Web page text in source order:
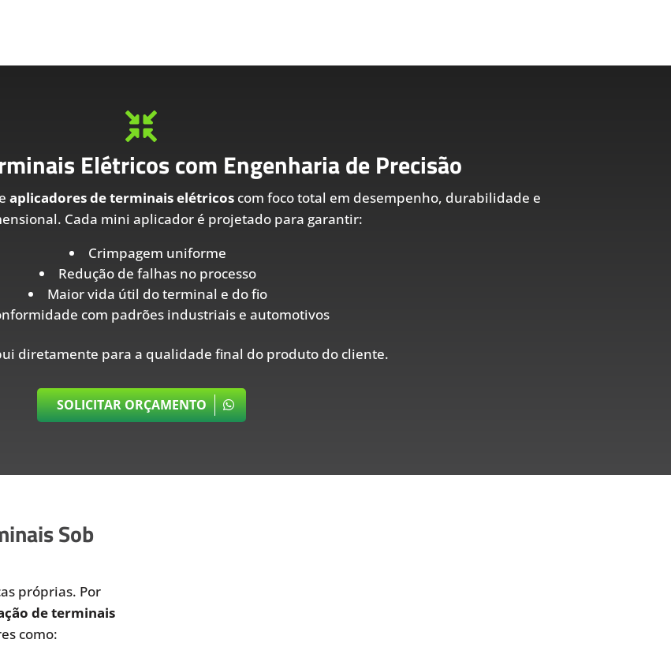

Elétricos com Engenharia de Precisão
aplicadores de terminais elétricoscom foco total em desempenho, durabilidade e
Cada mini aplicador é projetado para garantir:
Crimpagem uniforme
Redução de falhas no processo
Maior vida útil do terminal e do fio
com padrões industriais e automotivos
diretamente para a qualidade final do produto do cliente.
SOLICITAR ORÇAMENTO
Sob
próprias. Por
de terminais
como: